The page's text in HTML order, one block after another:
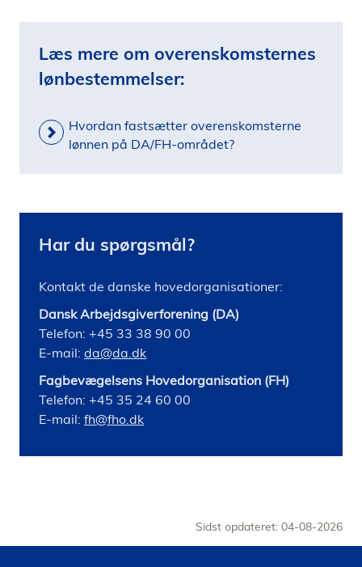
Læs mere om overenskomsternes
lønbestemmelser:
Hvordan fastsætter overenskomsterne
lønnen på DA/FH-området?
Har du spørgsmål?
Kontakt de danske hovedorganisationer:
Dansk Arbejdsgiverforening (DA)
Telefon: +45 33 38 90 00
E-mail: da@da.dk
Fagbevægelsens Hovedorganisation (FH)
Telefon: +45 35 24 60 00
E-mail: fh@fho.dk
Sidst opdateret: 04-08-2026